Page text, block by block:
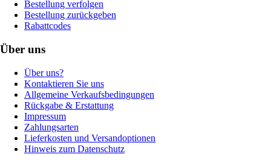
Bestellung verfolgen
Bestellung zurückgeben
Rabattcodes
Über uns
Über uns?
Kontaktieren Sie uns
Allgemeine Verkaufsbedingungen
Rückgabe & Erstattung
Impressum
Zahlungsarten
Lieferkosten und Versandoptionen
Hinweis zum Datenschutz